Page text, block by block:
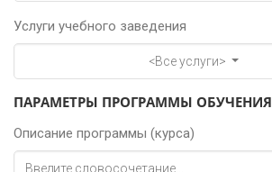
Услуги учебного заведения
<Все услуги>
ПАРАМЕТРЫ ПРОГРАММЫ ОБУЧЕНИЯ
Описание программы (курса)